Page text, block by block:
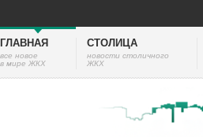
ГЛАВНАЯ
все новое
в мире ЖКХ
СТОЛИЦА
новости столичного
ЖКХ